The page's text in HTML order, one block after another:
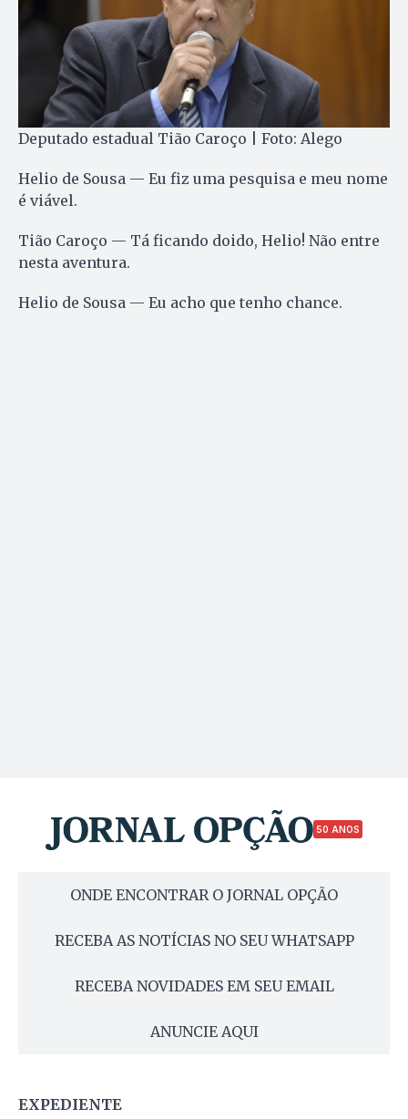
Deputado estadual Tião Caroço | Foto: Alego
Helio de Sousa — Eu fiz uma pesquisa e meu nome
é viável.
Tião Caroço — Tá ficando doido, Helio! Não entre
nesta aventura.
Helio de Sousa — Eu acho que tenho chance.
50 ANOS
ONDE ENCONTRAR O JORNAL OPÇÃO
RECEBA AS NOTÍCIAS NO SEU WHATSAPP
RECEBA NOVIDADES EM SEU EMAIL
ANUNCIE AQUI
EXPEDIENTE